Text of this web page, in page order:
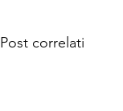
Post correlati